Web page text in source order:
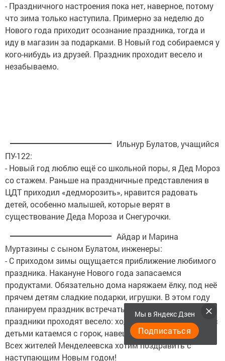
- Праздничного настроения пока нет, наверное, потому
что зима только наступила. Примерно за неделю до
Нового года приходит осознание праздника, тогда и
иду в магазин за подарками. В Новый год собираемся у
кого-нибудь из друзей. Праздник проходит весело и
незабываемо.
Ильнур Булатов, учащийся
ПУ-122:
- Новый год люблю ещё со школьной поры, я Дед Мороз
со стажем. Раньше на праздничные представления в
ЦДТ приходил «дедморозить», нравится радовать
детей, особенно малышей, которые верят в
существование Деда Мороза и Снегурочки.
Айдар и Марина
Муртазины с сыном Булатом, инженеры:
- С приходом зимы ощущается приближение любимого
праздника. Накануне Нового года запасаемся
продуктами. Обязательно дома наряжаем ёлку, под неё
прячем детям сладкие подарки, игрушки. В этом году
планируем праздник встречать дома. Новогодние
праздники проходят весело: ходим на представления, с
детьми катаемся с горок, навещаем родных и друзей.
Всех жителей Менделеевска хотим поздравить с
наступающим Новым годом!
Мы в Яндекс Дзен
Подписаться